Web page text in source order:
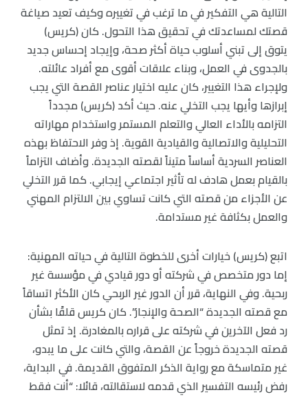
التالية هي التفكير في ما ترغب في تغييره وكيف تعيد صياغة
قصتك لمساعدتك في تحقيق هذا التحول. كان (كريس)
يتوق إلى تبني أسلوب حياة أكثر صحة، وإيجاد إحساس جديد
بالجدوى في العمل، وبناء علاقات أقوى مع أفراد عائلته.
ولإجراء هذا التغيير، كان عليه اختيار عناصر القصة التي يجب
إبرازها وأيها يجب التخلي عنه. حيث أكد (كريس) مجدداً
التزامه بالأداء العالي والتعلم المستمر واستخدام مهاراته
التحليلية والاتصالية والقيادية القوية. إذ وفر الاحتفاظ بهذه
العناصر السردية أساساً متيناً لقصته الجديدة. وأضاف التزاماً
بالقيام بعمل هادف له تأثير اجتماعي إيجابي. كما قرر التخلي
عن الأجزاء من قصته التي كانت تساوي بين الالتزام المهني
والعمل بكثافة غير مستدامة.
اتبع (كريس) خيارات أخرى للخطوة التالية في حياته المهنية:
إما دور متخصص في شركته أو دور قيادي في مؤسسة غير
ربحية. وفي النهاية، قرر أن الدور غير الربحي كان الأكثر اتساقاً
مع قصته الجديدة “الصحة والإنجاز”. كان كريس قلقًا بشأن
رد فعل الآخرين في شركته على قراره بالمغادرة. إذ تمثل
قصته الجديدة خروجاً عن القصة، والتي كانت على ما يبدو،
غير متماسكة مع رواية الذكر المتفوق القديمة. في البداية،
رفض رئيسه التفسير الذي قدمه لاستقالته، قائلا: “أنت فقط